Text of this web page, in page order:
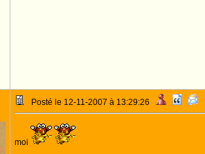
Posté le 12-11-2007 à 13:29:26
moi